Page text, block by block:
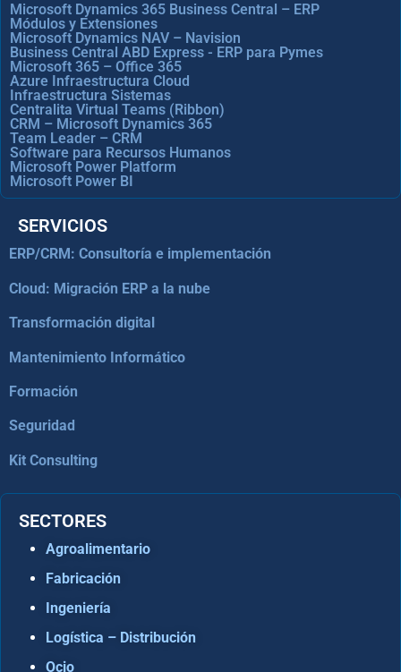
Microsoft Dynamics 365 Business Central – ERP
Módulos y Extensiones
Microsoft Dynamics NAV – Navision
Business Central ABD Express - ERP para Pymes
Microsoft 365 – Office 365
Azure Infraestructura Cloud
Infraestructura Sistemas
Centralita Virtual Teams (Ribbon)
CRM – Microsoft Dynamics 365
Team Leader – CRM
Software para Recursos Humanos
Microsoft Power Platform
Microsoft Power BI
SERVICIOS
ERP/CRM: Consultoría e implementación
Cloud: Migración ERP a la nube
Transformación digital
Mantenimiento Informático
Formación
Seguridad
Kit Consulting
SECTORES
Agroalimentario
Fabricación
Ingeniería
Logística – Distribución
Ocio